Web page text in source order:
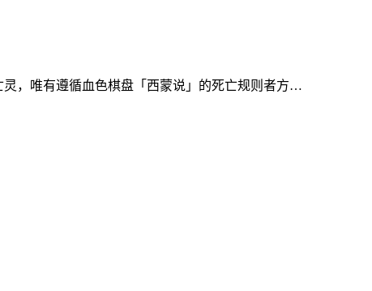
，唯有遵循血色棋盘「西蒙说」的死亡规则者方…